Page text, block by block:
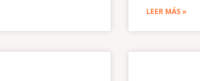
LEER MÁS »